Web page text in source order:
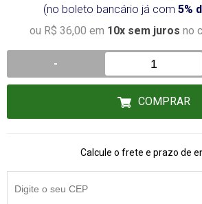
(no boleto bancário já com 5%
ou R$ 36,00 em 10x sem juros no
-
COMPRAR
Calcule o frete e prazo de